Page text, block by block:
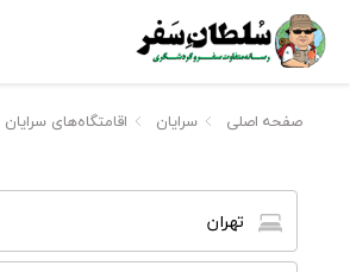
صفحه اصلی سرایان اقامتگاه‌های سرایان
تهران